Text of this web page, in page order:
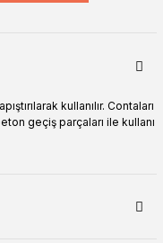
kullanılır. Contaları
geçiş parçaları ile kullanı